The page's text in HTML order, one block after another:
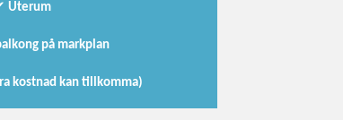
Uterum
på markplan
kostnad kan tillkomma)